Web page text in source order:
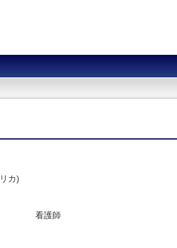
カ)
看護師